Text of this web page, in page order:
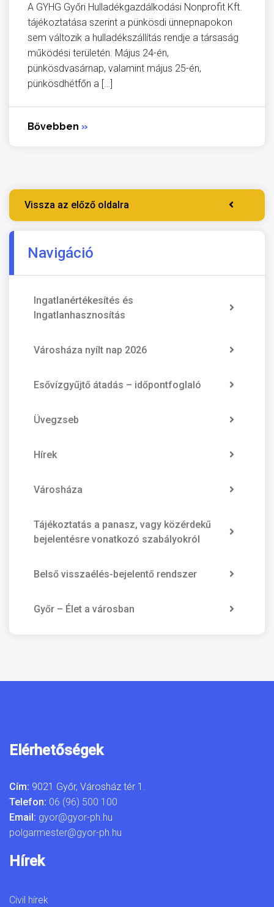
A GYHG Győri Hulladékgazdálkodási Nonprofit Kft.
tájékoztatása szerint a pünkösdi ünnepnapokon
sem változik a hulladékszállítás rendje a társaság
működési területén. Május 24-én,
pünkösdvasárnap, valamint május 25-én,
pünkösdhétfőn a […]
Bővebben »
Vissza az előző oldalra
Navigáció
Ingatlanértékesítés és
Ingatlanhasznosítás
Városháza nyílt nap 2026
Esővízgyűjtő átadás – időpontfoglaló
Üvegzseb
Hírek
Városháza
Tájékoztatás a panasz, vagy közérdekű
bejelentésre vonatkozó szabályokról
Belső visszaélés-bejelentő rendszer
Győr – Élet a városban
Elérhetőségek
Cím: 9021 Győr, Városház tér 1.
Telefon: 06 (96) 500 100
Email: gyor@gyor-ph.hu
polgarmester@gyor-ph.hu
Hírek
Civil hírek